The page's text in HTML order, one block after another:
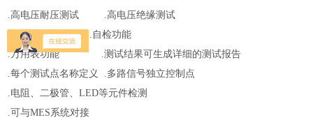
.高电压耐压测试 .高电压绝缘测试
.*电脑端控制 .自检功能
.万用表功能 .测试结果可生成详细的测试报告
.每个测试点名称定义 .多路信号独立控制点
.电阻、二极管、LED等元件检测
.可与MES系统对接